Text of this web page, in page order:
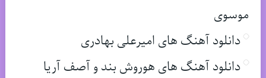
موسوی
دانلود آهنگ های امیرعلی بهادری
دانلود آهنگ های هوروش بند و آصف آریا